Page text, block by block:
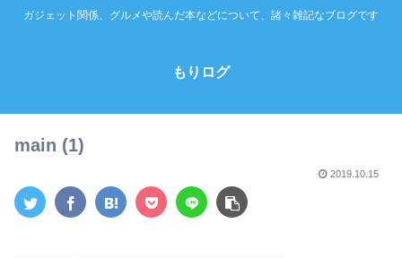
ガジェット関係、グルメや読んだ本などについて、諸々雑記なブログです
もりログ
main (1)
2019.10.15